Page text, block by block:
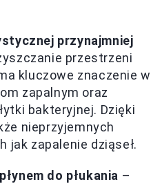
przynajmniej
przestrzeni
kluczowe znaczenie w
zapalnym oraz
bakteryjnej. Dzięki
nieprzyjemnych
jak zapalenie dziąseł.
do płukania –